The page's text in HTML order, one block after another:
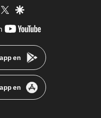
twittergoogle
youtube-
en
en